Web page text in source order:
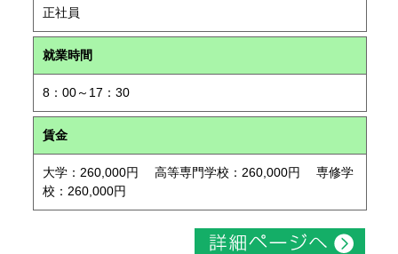
正社員
就業時間
8：00～17：30
賃金
大学：260,000円 高等専門学校：260,000円 専修学
校：260,000円